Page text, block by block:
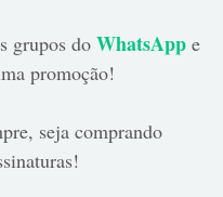
grupos doWhatsApp e
promoção!
seja comprando